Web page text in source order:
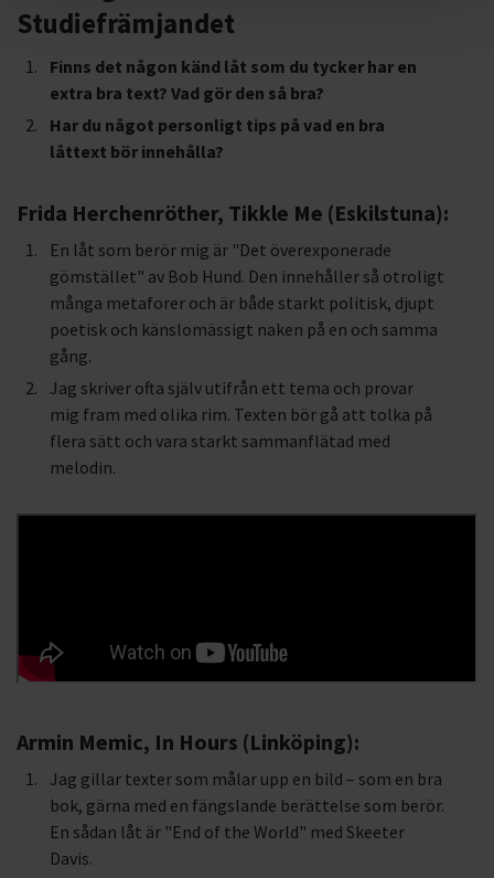
Studiefrämjandet
Finns det någon känd låt som du tycker har en
extra bra text? Vad gör den så bra?
Har du något personligt tips på vad en bra
låttext bör innehålla?
Frida Herchenröther, Tikkle Me (Eskilstuna):
En låt som berör mig är "Det överexponerade
gömstället" av Bob Hund. Den innehåller så otroligt
många metaforer och är både starkt politisk, djupt
poetisk och känslomässigt naken på en och samma
gång.
Jag skriver ofta själv utifrån ett tema och provar
mig fram med olika rim. Texten bör gå att tolka på
flera sätt och vara starkt sammanflätad med
melodin.
Armin Memic, In Hours (Linköping):
Jag gillar texter som målar upp en bild – som en bra
bok, gärna med en fängslande berättelse som berör.
En sådan låt är "End of the World" med Skeeter
Davis.